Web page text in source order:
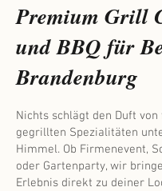
Premium Grill
und BBQ für
Brandenburg
Nichts schlägt den Duft von
gegrillten Spezialitäten
Himmel. Ob Firmenevent,
oder Gartenparty, wir
Erlebnis direkt zu deiner